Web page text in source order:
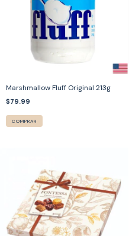
Marshmallow Fluff Original 213g
$79.99
COMPRAR